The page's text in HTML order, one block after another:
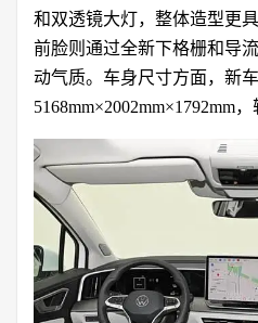
和双透镜大灯，整体造型更
前脸则通过全新下格栅和导
动气质。车身尺寸方面，新
5168mm×2002mm×1792mm，